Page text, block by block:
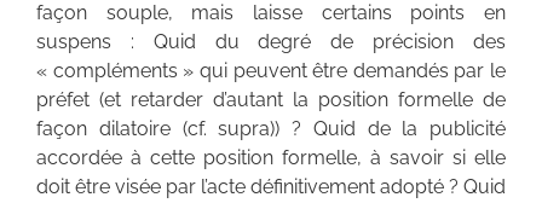
façon souple, mais laisse certains points en
suspens : Quid du degré de précision des
« compléments » qui peuvent être demandés par le
préfet (et retarder d’autant la position formelle de
façon dilatoire (cf. supra)) ? Quid de la publicité
accordée à cette position formelle, à savoir si elle
doit être visée par l’acte définitivement adopté ? Quid